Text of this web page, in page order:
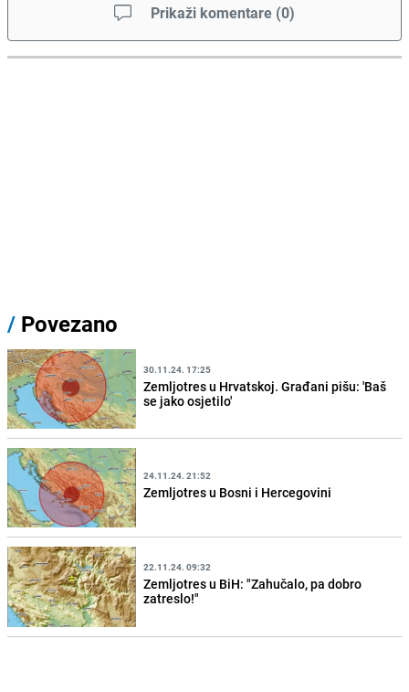
Prikaži komentare (0)
/ Povezano
30.11.24. 17:25
Zemljotres u Hrvatskoj. Građani pišu: 'Baš
se jako osjetilo'
24.11.24. 21:52
Zemljotres u Bosni i Hercegovini
22.11.24. 09:32
Zemljotres u BiH: "Zahučalo, pa dobro
zatreslo!"